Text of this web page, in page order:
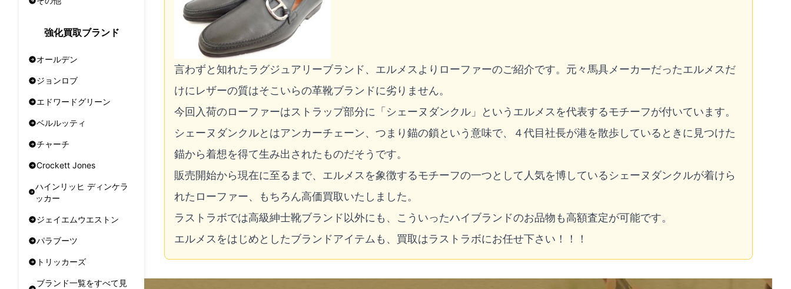
強化買取ブランド
オールデン
ジョンロブ
エドワードグリーン
ベルルッティ
チャーチ
Crockett Jones
ハインリッヒ ディンケラ
ッカー
ジェイエムウエストン
パラブーツ
トリッカーズ
ブランド一覧をすべて見
言わずと知れたラグジュアリーブランド、エルメスよりローファーのご紹介です。元々馬具メーカーだったエルメスだ
けにレザーの質はそこいらの革靴ブランドに劣りません。
今回入荷のローファーはストラップ部分に「シェーヌダンクル」というエルメスを代表するモチーフが付いています。
シェーヌダンクルとはアンカーチェーン、つまり錨の鎖という意味で、４代目社長が港を散歩しているときに見つけた
錨から着想を得て生み出されたものだそうです。
販売開始から現在に至るまで、エルメスを象徴するモチーフの一つとして人気を博しているシェーヌダンクルが着けら
れたローファー、もちろん高価買取いたしました。
ラストラボでは高級紳士靴ブランド以外にも、こういったハイブランドのお品物も高額査定が可能です。
エルメスをはじめとしたブランドアイテムも、買取はラストラボにお任せ下さい！！！